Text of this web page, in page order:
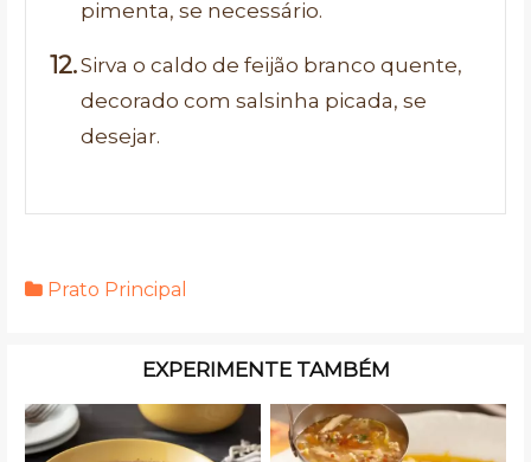
pimenta, se necessário.
Sirva o caldo de feijão branco quente,
decorado com salsinha picada, se
desejar.
Prato Principal
EXPERIMENTE TAMBÉM